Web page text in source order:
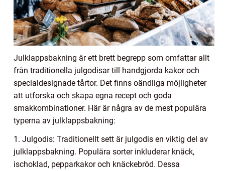
Julklappsbakning är ett brett begrepp som omfattar allt
från traditionella julgodisar till handgjorda kakor och
specialdesignade tårtor. Det finns oändliga möjligheter
att utforska och skapa egna recept och goda
smakkombinationer. Här är några av de mest populära
typerna av julklappsbakning:
1. Julgodis: Traditionellt sett är julgodis en viktig del av
julklappsbakning. Populära sorter inkluderar knäck,
ischoklad, pepparkakor och knäckebröd. Dessa